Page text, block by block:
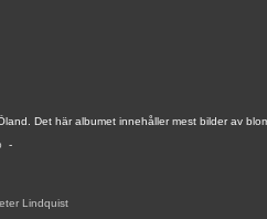
Det här albumet innehåller mest bilder av
-
Lindquist